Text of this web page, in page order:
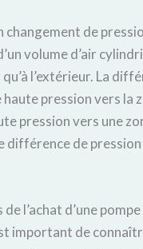
changement de
volume d’air
l’extérieur. La
pression vers la
pression vers une
différence de
l’achat d’une
important de